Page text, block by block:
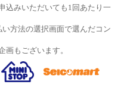
込みいただいても1回あたり一
方法の選択画面で選んだコン
もございます。